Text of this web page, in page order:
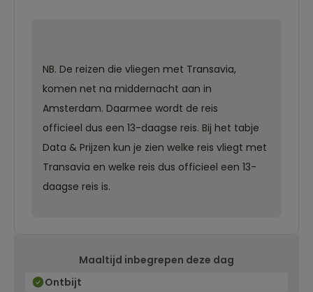
NB. De reizen die vliegen met Transavia,
komen net na middernacht aan in
Amsterdam. Daarmee wordt de reis
officieel dus een 13-daagse reis. Bij het tabje
Data & Prijzen kun je zien welke reis vliegt met
Transavia en welke reis dus officieel een 13-
daagse reis is.
Maaltijd inbegrepen deze dag
Ontbijt